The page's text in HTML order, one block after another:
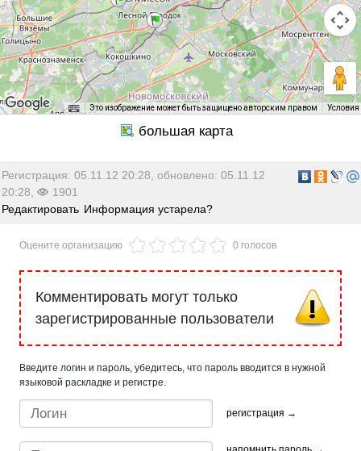
Это изображение может быть защищено авторским правом Условия
Регистрация: 05.11.12 20:28, обновлено: 05.11.12
20:28,
1901
Редактировать Информация устарела?
Оцените организацию 0 голосов
Комментировать могут только
зарегистрированные пользователи
Введите логин и пароль, убедитесь, что пароль вводится в нужной
языковой раскладке и регистре.
регистрация →